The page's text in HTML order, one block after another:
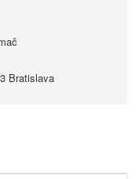
Bratislava